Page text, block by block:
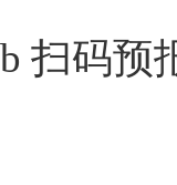
b 扫码预